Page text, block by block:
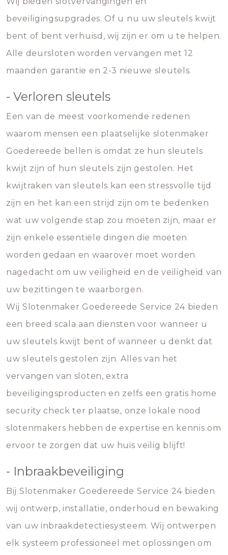
beveiligingsupgrades. Of u nu uw sleutels kwijt
bent of bent verhuisd, wij zijn er om u te helpen.
Alle deursloten worden vervangen met 12
maanden garantie en 2-3 nieuwe sleutels.
- Verloren sleutels
Een van de meest voorkomende redenen
waarom mensen een plaatselijke slotenmaker
Goedereede bellen is omdat ze hun sleutels
kwijt zijn of hun sleutels zijn gestolen. Het
kwijtraken van sleutels kan een stressvolle tijd
zijn en het kan een strijd zijn om te bedenken
wat uw volgende stap zou moeten zijn, maar er
zijn enkele essentiële dingen die moeten
worden gedaan en waarover moet worden
nagedacht om uw veiligheid en de veiligheid van
uw bezittingen te waarborgen.
Wij Slotenmaker Goedereede Service 24 bieden
een breed scala aan diensten voor wanneer u
uw sleutels kwijt bent of wanneer u denkt dat
uw sleutels gestolen zijn. Alles van het
vervangen van sloten, extra
beveiligingsproducten en zelfs een gratis home
security check ter plaatse, onze lokale nood
slotenmakers hebben de expertise en kennis om
ervoor te zorgen dat uw huis veilig blijft!
- Inbraakbeveiliging
Bij Slotenmaker Goedereede Service 24 bieden
wij ontwerp, installatie, onderhoud en bewaking
van uw inbraakdetectiesysteem. Wij ontwerpen
elk systeem professioneel met oplossingen om